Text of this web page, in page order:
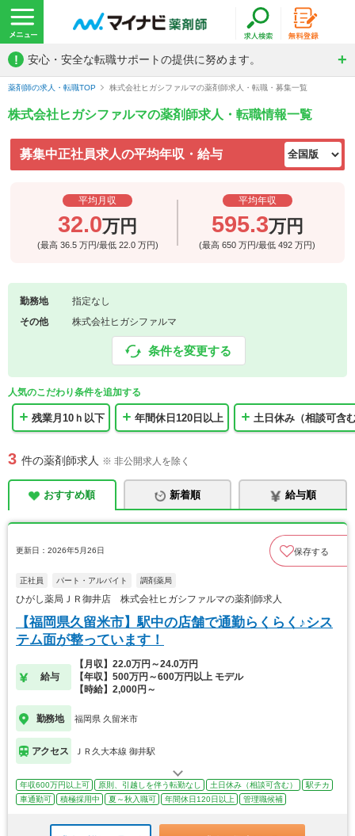
! 安心・安全な転職サポートの提供に努めます。
薬剤師の求人・転職TOP 株式会社ヒガシファルマの薬剤師求人・転職・募集一覧
株式会社ヒガシファルマの薬剤師求人・転職情報一覧
募集中正社員求人の平均年収・給与
平均月収
32.0万円
(最高 36.5 万円/最低 22.0 万円)
平均年収
595.3万円
(最高650万円/最低492万円)
勤務地
指定なし
その他
株式会社ヒガシファルマ
条件を変更する
人気のこだわり条件を追加する
残業月10ｈ以下 年間休日120日以上 土日休み（相談可含
3 件の薬剤師求人 ※ 非公開求人を除く
おすすめ順 新着順 給与順
更新日：2026年5月26日 保存する
正社員 パート・アルバイト 調剤薬局
ひがし薬局ＪＲ御井店 株式会社ヒガシファルマの薬剤師求人
【福岡県久留米市】駅中の店舗で通勤らくらく♪シス
テム面が整っています！
給与
【月収】22.0万円～24.0万円
【年収】500万円～600万円以上 モデル
【時給】2,000円～
勤務地 福岡県 久留米市
アクセス ＪＲ久大本線 御井駅
年収600万円以上可 原則、引越しを伴う転勤なし 土日休み（相談可含む）
駅チカ
車通勤可
積極採用中 夏～秋入職可 年間休日120日以上 管理職候補